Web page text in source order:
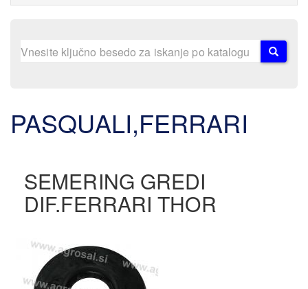
PASQUALI,FERRARI
SEMERING GREDI
DIF.FERRARI THOR